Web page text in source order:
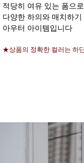
적당히 여유 있는 폼으로
다양한 하의와 매치하기
아우터 아이템입니다
★상품의 정확한 컬러는 하